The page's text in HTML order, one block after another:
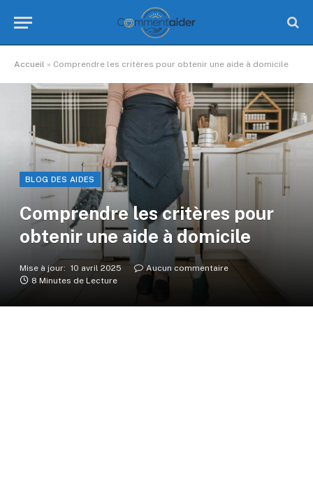
Accueil » Comprendre les critères pour obtenir une aide à domicile
BLOG DES AIDES
Comprendre les critères pour
obtenir une aide à domicile
Mise à jour: 10 avril 2025
Aucun commentaire
8 Minutes de Lecture